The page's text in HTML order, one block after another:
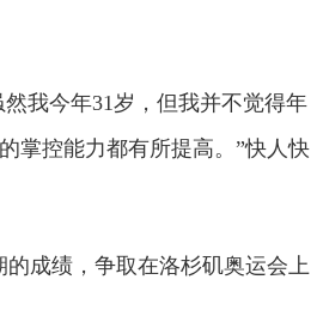
我今年31岁，但我并不觉得年
掌控能力都有所提高。”快人快
成绩，争取在洛杉矶奥运会上